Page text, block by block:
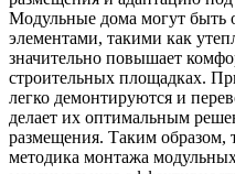
Модульные дома могут быть
элементами, такими как
значительно повышает
строительных площадках.
легко демонтируются и
делает их оптимальным
размещения. Таким образом,
методика монтажа